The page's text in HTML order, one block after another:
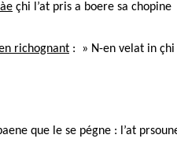
çhi l’at pris a boere sa chopine
richognant : » N-en velat in çhi
que le se pégne : l’at